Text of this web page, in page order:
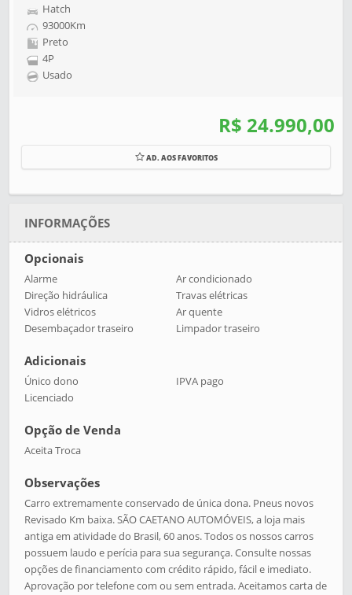
Hatch
93000Km
Preto
4P
Usado
R$ 24.990,00
AD. AOS FAVORITOS
INFORMAÇÕES
Opcionais
Alarme
Ar condicionado
Direção hidráulica
Travas elétricas
Vidros elétricos
Ar quente
Desembaçador traseiro
Limpador traseiro
Adicionais
Único dono
IPVA pago
Licenciado
Opção de Venda
Aceita Troca
Observações
Carro extremamente conservado de única dona. Pneus novos
Revisado Km baixa. SÃO CAETANO AUTOMÓVEIS, a loja mais
antiga em atividade do Brasil, 60 anos. Todos os nossos carros
possuem laudo e perícia para sua segurança. Consulte nossas
opções de financiamento com crédito rápido, fácil e imediato.
Aprovação por telefone com ou sem entrada. Aceitamos carta de